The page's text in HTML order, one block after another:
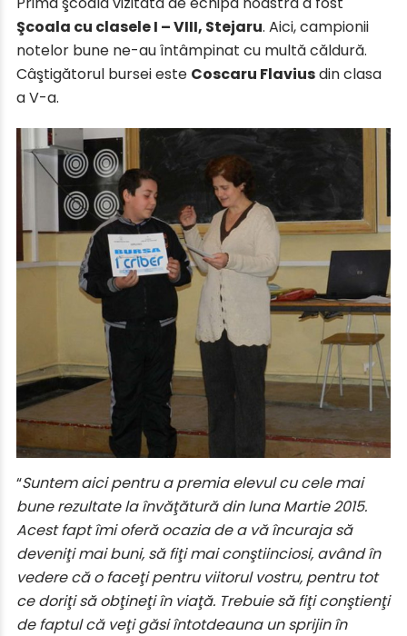
Şcoala cu clasele I – VIII, Stejaru. Aici, campionii
notelor bune ne-au întâmpinat cu multă căldură.
Câştigătorul bursei este Coscaru Flaviusdin clasa
a V-a.
“Suntem aici pentru a premia elevul cu cele mai
bune rezultate la învăţătură din luna Martie 2015.
Acest fapt îmi oferă ocazia de a vă încuraja să
deveniţi mai buni, să fiţi mai conştiinciosi, având în
vedere că o faceţi pentru viitorul vostru, pentru tot
ce doriţi să obţineţi în viaţă. Trebuie să fiţi conştienţi
de faptul că veţi găsi întotdeauna un sprijin în